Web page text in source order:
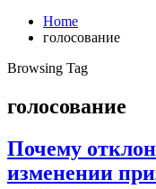
Home
голосование
Browsing Tag
голосование
Почему
изменении